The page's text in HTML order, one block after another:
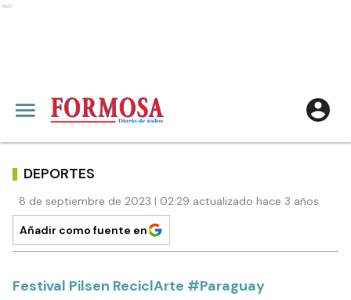
Ads
DEPORTES
8 de septiembre de 2023 | 02:29 actualizado hace 3 años
Añadir como fuente en
Festival Pilsen ReciclArte #Paraguay